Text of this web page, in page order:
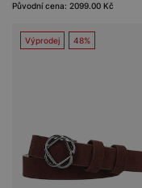
Původní cena: 2099.00 Kč
Výprodej 48%